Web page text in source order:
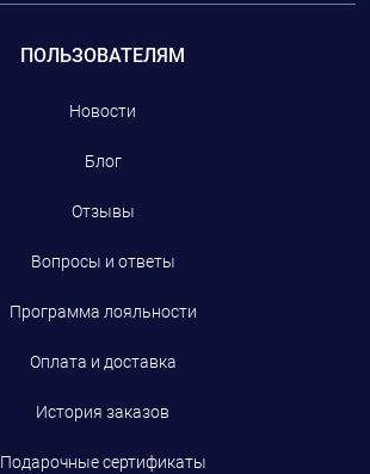
ПОЛЬЗОВАТЕЛЯМ
Новости
Блог
Отзывы
Вопросы и ответы
Программа лояльности
Оплата и доставка
История заказов
Подарочные сертификаты